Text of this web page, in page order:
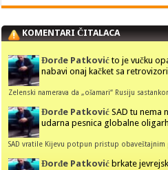
KOMENTARI ČITALACA
Đorđe Patković to je vučku
nabavi onaj kačket sa
Zelenski namerava da „ošamari“ Rusiju
Đorđe Patković SAD tu nema
udarna pesnica globalne
SAD vratile Kijevu potpun pristup
Đorđe Patković brkate